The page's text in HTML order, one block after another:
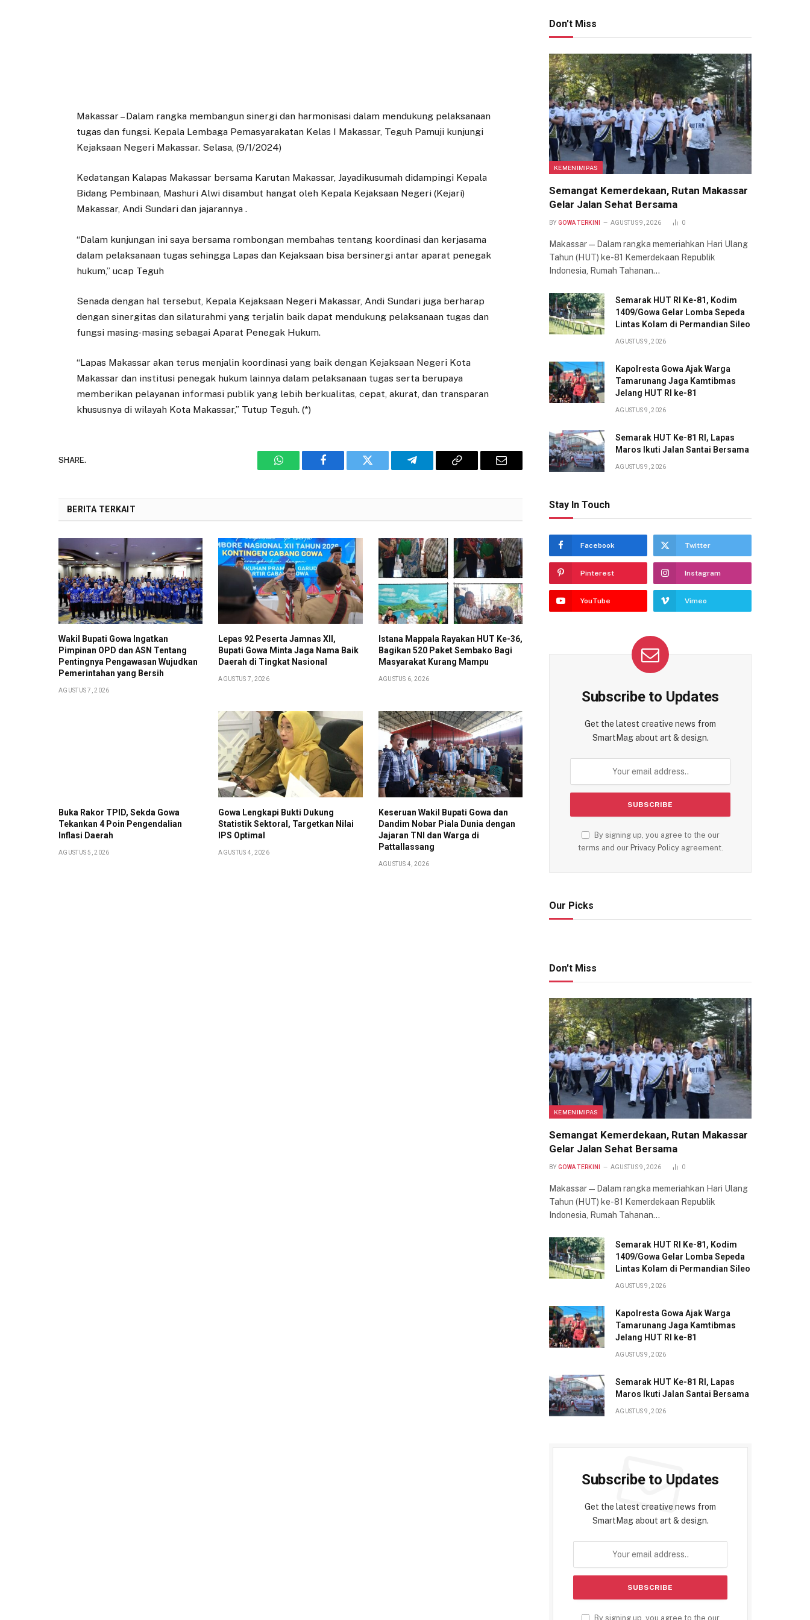
Makassar – Dalam rangka membangun sinergi dan harmonisasi dalam mendukung pelaksanaan
tugas dan fungsi. Kepala Lembaga Pemasyarakatan Kelas I Makassar, Teguh Pamuji kunjungi
Kejaksaan Negeri Makassar. Selasa, (9/1/2024)
Kedatangan Kalapas Makassar bersama Karutan Makassar, Jayadikusumah didampingi Kepala
Bidang Pembinaan, Mashuri Alwi disambut hangat oleh Kepala Kejaksaan Negeri (Kejari)
Makassar, Andi Sundari dan jajarannya .
“Dalam kunjungan ini saya bersama rombongan membahas tentang koordinasi dan kerjasama
dalam pelaksanaan tugas sehingga Lapas dan Kejaksaan bisa bersinergi antar aparat penegak
hukum,” ucap Teguh
Senada dengan hal tersebut, Kepala Kejaksaan Negeri Makassar, Andi Sundari juga berharap
dengan sinergitas dan silaturahmi yang terjalin baik dapat mendukung pelaksanaan tugas dan
fungsi masing-masing sebagai Aparat Penegak Hukum.
“Lapas Makassar akan terus menjalin koordinasi yang baik dengan Kejaksaan Negeri Kota
Makassar dan institusi penegak hukum lainnya dalam pelaksanaan tugas serta berupaya
memberikan pelayanan informasi publik yang lebih berkualitas, cepat, akurat, dan transparan
khususnya di wilayah Kota Makassar,” Tutup Teguh. (*)
SHARE.
WhatsAppFacebook Twitter Telegram Copy
Email
BERITA TERKAIT
Wakil Bupati Gowa Ingatkan
Pimpinan OPD dan ASN Tentang
Pentingnya Pengawasan Wujudkan
Pemerintahan yang Bersih
AGUSTUS 7, 2026
Lepas 92 Peserta Jamnas XII,
Bupati Gowa Minta Jaga Nama Baik
Daerah di Tingkat Nasional
AGUSTUS 7, 2026
Istana Mappala Rayakan HUT Ke-36,
Bagikan 520 Paket Sembako Bagi
Masyarakat Kurang Mampu
AGUSTUS 6, 2026
Buka Rakor TPID, Sekda Gowa
Tekankan 4 Poin Pengendalian
Inflasi Daerah
AGUSTUS 5, 2026
Gowa Lengkapi Bukti Dukung
Statistik Sektoral, Targetkan Nilai
IPS Optimal
AGUSTUS 4, 2026
Keseruan Wakil Bupati Gowa dan
Dandim Nobar Piala Dunia dengan
Jajaran TNI dan Warga di
Pattallassang
AGUSTUS 4, 2026
Don't Miss
KEMENIMIPAS
Semangat Kemerdekaan, Rutan Makassar
Gelar Jalan Sehat Bersama
BY GOWA TERKINI AGUSTUS 9, 2026 0
Makassar — Dalam rangka memeriahkan Hari Ulang
Tahun (HUT) ke-81 Kemerdekaan Republik
Indonesia, Rumah Tahanan…
Semarak HUT RI Ke-81, Kodim
1409/Gowa Gelar Lomba Sepeda
Lintas Kolam di Permandian Sileo
AGUSTUS 9, 2026
Kapolresta Gowa Ajak Warga
Tamarunang Jaga Kamtibmas
Jelang HUT RI ke-81
AGUSTUS 9, 2026
Semarak HUT Ke-81 RI, Lapas
Maros Ikuti Jalan Santai Bersama
AGUSTUS 9, 2026
Stay In Touch
Facebook Twitter
Pinterest Instagram
YouTube Vimeo
Subscribe to Updates
Get the latest creative news from
SmartMag about art & design.
By signing up, you agree to the our
terms and our Privacy Policyagreement.
Our Picks
Don't Miss
KEMENIMIPAS
Semangat Kemerdekaan, Rutan Makassar
Gelar Jalan Sehat Bersama
BY GOWA TERKINI AGUSTUS 9, 2026 0
Makassar — Dalam rangka memeriahkan Hari Ulang
Tahun (HUT) ke-81 Kemerdekaan Republik
Indonesia, Rumah Tahanan…
Semarak HUT RI Ke-81, Kodim
1409/Gowa Gelar Lomba Sepeda
Lintas Kolam di Permandian Sileo
AGUSTUS 9, 2026
Kapolresta Gowa Ajak Warga
Tamarunang Jaga Kamtibmas
Jelang HUT RI ke-81
AGUSTUS 9, 2026
Semarak HUT Ke-81 RI, Lapas
Maros Ikuti Jalan Santai Bersama
AGUSTUS 9, 2026
Subscribe to Updates
Get the latest creative news from
SmartMag about art & design.
By signing up, you agree to the our